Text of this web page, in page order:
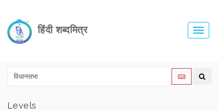
हिंदी शब्दमित्र
Levels